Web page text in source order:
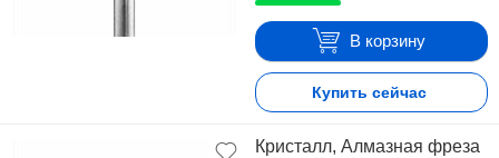
В корзину
Купить сейчас
Кристалл, Алмазная фреза